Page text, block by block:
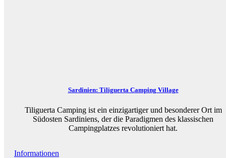
Sardinien: Tiliguerta Camping Village
Tiliguerta Camping ist ein einzigartiger und besonderer Ort im
Südosten Sardiniens, der die Paradigmen des klassischen
Campingplatzes revolutioniert hat.
Informationen